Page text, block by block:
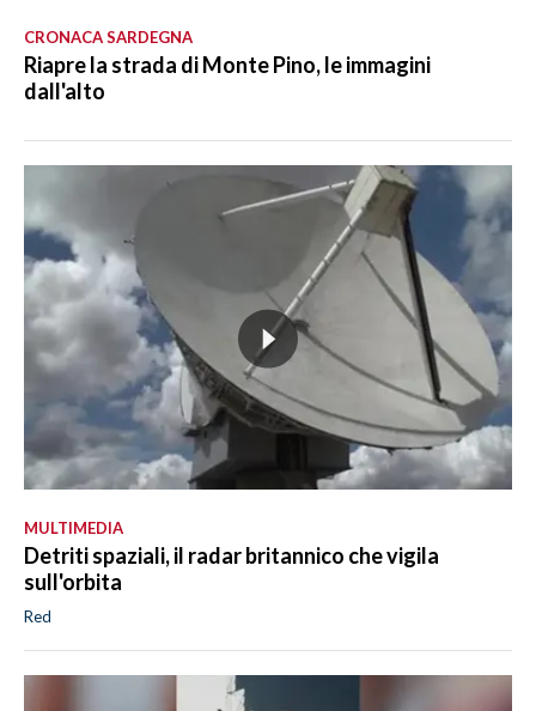
CRONACA SARDEGNA
Riapre la strada di Monte Pino, le immagini
dall'alto
MULTIMEDIA
Detriti spaziali, il radar britannico che vigila
sull'orbita
Red